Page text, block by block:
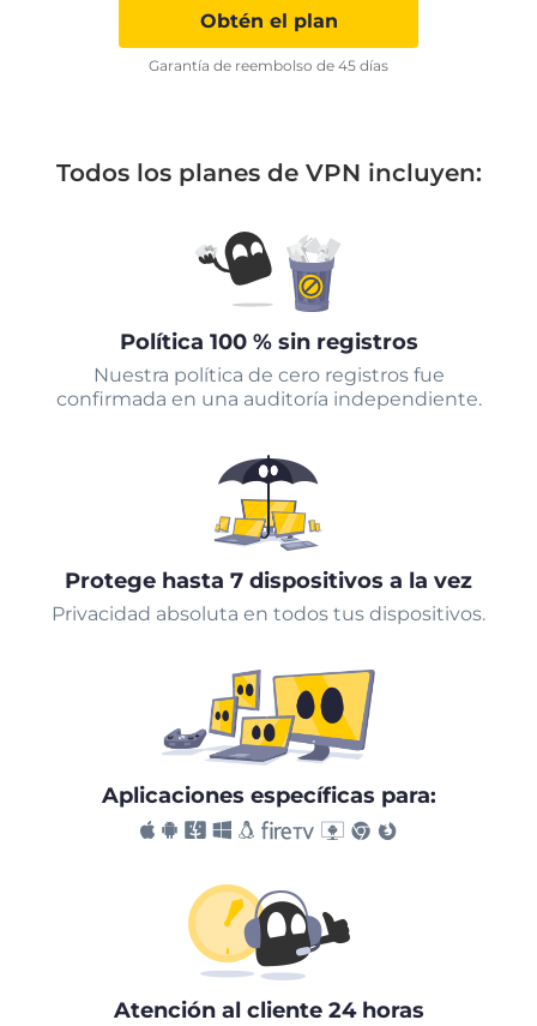
Obtén el plan
Garantía de reembolso de 45 días
Todos los planes de VPN incluyen:
Política 100 % sin registros
Nuestra política de cero registros fue
confirmada en una auditoría independiente.
Protege hasta 7 dispositivos a la vez
Privacidad absoluta en todos tus dispositivos.
Aplicaciones específicas para:
Atención al cliente 24 horas